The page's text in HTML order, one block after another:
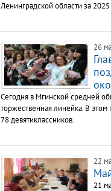
Ленинградской области за 2025
26
Сегодня в Мгинской средней
торжественная линейка. В
78 девятиклассников.
22
21